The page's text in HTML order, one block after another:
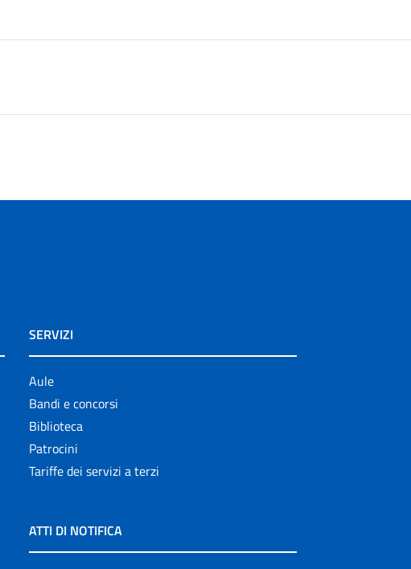
SERVIZI
Aule
Bandi e concorsi
Biblioteca
Patrocini
Tariffe dei servizi a terzi
ATTI DI NOTIFICA